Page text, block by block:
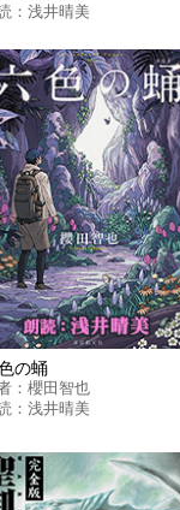
： 浅井晴美
の蛹
： 櫻田智也
： 浅井晴美